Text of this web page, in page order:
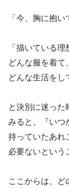
「今、胸に抱
「描いている
どんな服を着て
どんな生活をし
と決別に迷った
みると、『いつ
持っていたあれ
必要ないという
ここからは、ど